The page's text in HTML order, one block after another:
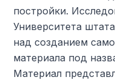
постройки.
Университета
над созданием
материала под
Материал